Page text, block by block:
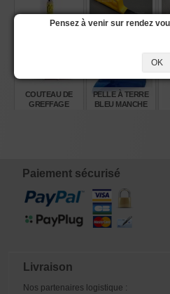
GRIFFE 2 DENTS
COUTEAU DE
COUTEAU DE
GREFFAGE
PELLE À TERRE
BLEU MANCHE
Paiement sécurisé
Livraison
Nos partenaires logistique :
Pensez à venir sur rendez
OK